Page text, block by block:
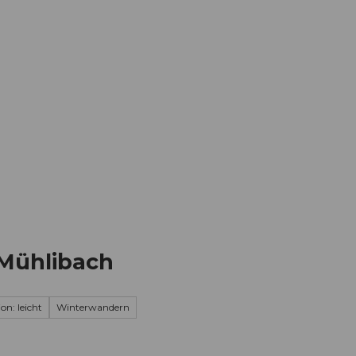
leicht Winterwandern